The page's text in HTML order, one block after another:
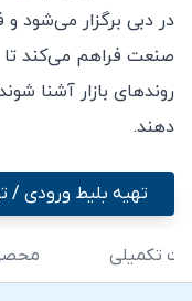
در دبی برگزار می‌شود و
صنعت فراهم می‌کند تا
روندهای بازار آشنا
دهند.
تهیه بلیط ورودی /
تکمیلی